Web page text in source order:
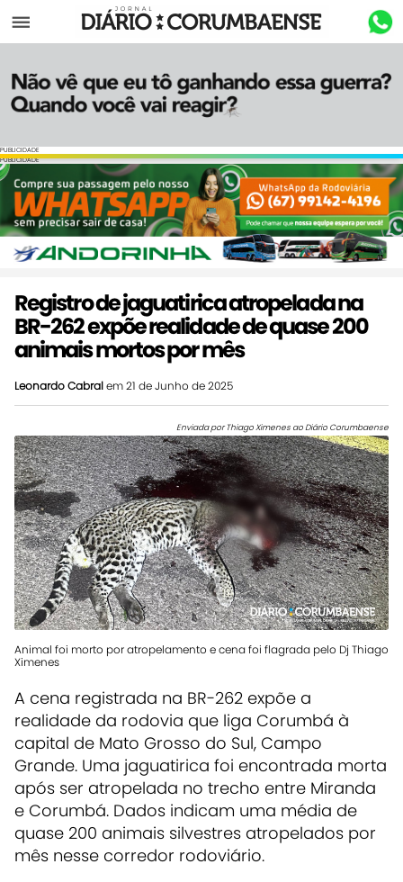
Menu
PUBLICIDADE
PUBLICIDADE
Registro de jaguatirica atropelada na
BR-262 expõe realidade de quase 200
animais mortos por mês
Leonardo Cabralem 21 de Junho de 2025
Enviada por Thiago Ximenes ao Diário Corumbaense
Animal foi morto por atropelamento e cena foi flagrada pelo Dj Thiago
Ximenes
A cena registrada na BR-262 expõe a
realidade da rodovia que liga Corumbá à
capital de Mato Grosso do Sul, Campo
Grande. Uma jaguatirica foi encontrada morta
após ser atropelada no trecho entre Miranda
e Corumbá. Dados indicam uma média de
quase 200 animais silvestres atropelados por
mês nesse corredor rodoviário.